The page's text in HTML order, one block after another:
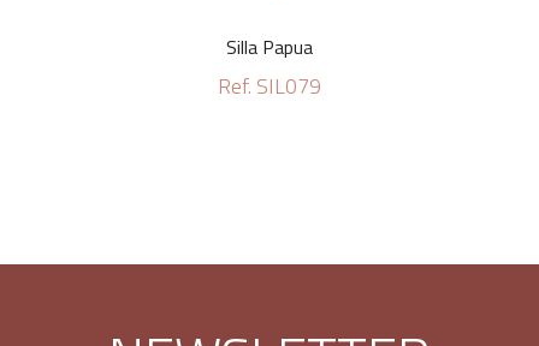
Silla Papua
Ref. SIL079